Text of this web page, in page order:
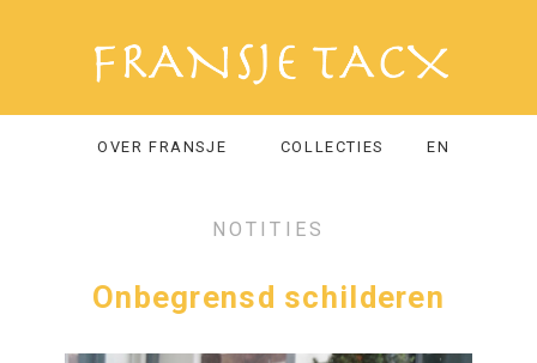
OVER FRANSJE COLLECTIES EN
NOTITIES
Onbegrensd schilderen